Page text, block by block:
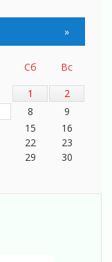
»
Сб
Вс
1
2
8
9
15
16
22
23
29
30